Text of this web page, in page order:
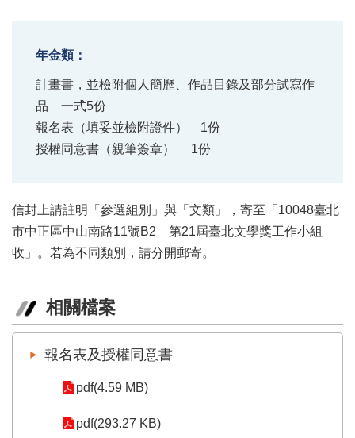
年金類：
計畫書，並檢附個人簡歷、作品目錄及部分試寫作
品 一式5份
報名表（填妥並檢附證件） 1份
授權同意書（親筆簽章） 1份
信封上請註明「參選組別」與「文類」，寄至「10048臺北
市中正區中山南路11號B2 第21屆臺北文學獎工作小組
收」。若為不同類別，請分開郵寄。
相關檔案
報名表及授權同意書
pdf(4.59 MB)
pdf(293.27 KB)